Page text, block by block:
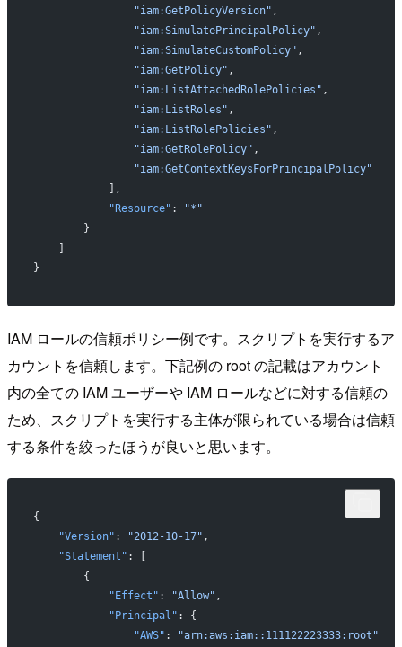
                "iam:GetPolicyVersion"
,
                "iam:SimulatePrincipalPolicy"
,
                "iam:SimulateCustomPolicy"
,
                "iam:GetPolicy"
,
                "iam:ListAttachedRolePolicies"
,
                "iam:ListRoles"
,
                "iam:ListRolePolicies"
,
                "iam:GetRolePolicy"
,
                "iam:GetContextKeysForPrincipalPolicy"
            ],
            "Resource"
:
"*"
        }
    ]
}
IAM ロールの信頼ポリシー例です。スクリプトを実行するア
カウントを信頼します。下記例の root の記載はアカウント
内の全ての IAM ユーザーや IAM ロールなどに対する信頼の
ため、スクリプトを実行する主体が限られている場合は信頼
する条件を絞ったほうが良いと思います。
{
    "Version"
: "2012-10-17" ,
    "Statement"
: [
        {
            "Effect"
: "Allow" ,
            "Principal"
: {
                "AWS"
:
"arn:aws:iam::111122223333:root"